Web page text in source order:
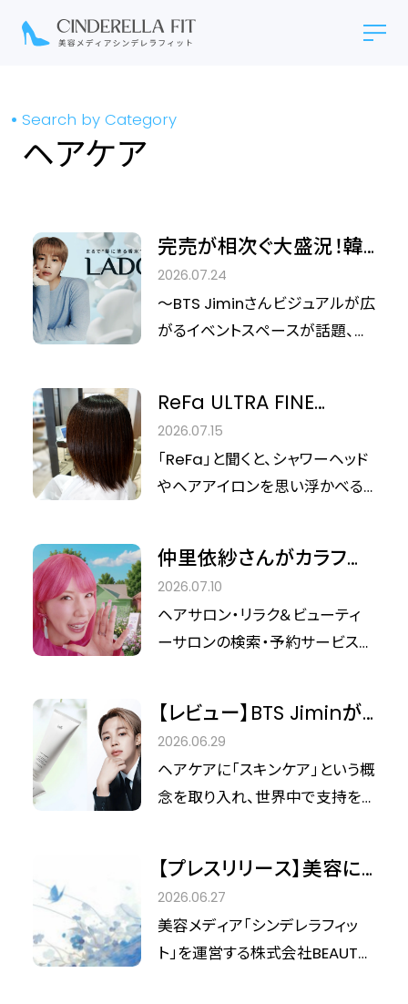
Search by Category
ヘアケア
完売が相次ぐ大盛況！韓
国カルチャーイベント「週
末KOREA ハップルFES in
大阪」でLADOR（ラドー
2026.07.24
～BTS Jiminさんビジュアルが広
がるイベントスペースが話題、新
ReFa ULTRA FINE
BUBBLE VEENAを体験。
AIR銀座で話題のサロン
ケアをレポート
2026.07.15
「ReFa」と聞くと、シャワーヘッド
やヘアアイロンを思い浮かべる
るサロン専用機器「ReFa ULTRA
FINE BUBBLE VEENA（リファウルト
ラファインバブル ヴィーナ）」が注
目を集めています（以下
舗に導入しているAIRの銀座店を
訪問。実際に施術を体験しなが
ら、AIR銀座 副店長の三河内靜香
さんにお話を伺いました。
仲里依紗さんがカラフル
に大変身！『ホットペッパ
ービューティー』新CM公
開＆最大30％還元「ビビ
2026.07.10
ヘアサロン・リラク＆ビューティ
ーサロンの検索・予約サービス
ーン「ビビビ祭 for リピート」の
開催に先立ち、俳優・仲 里依紗さ
んを起用した新CM「ビビビ祭
for リピート 仲さん三変化」篇
WEB配信開始しました。
【レビュー】BTS Jiminが
魅せる新たな香り。
LADOR「エンジェルミュ
ゲ」で叶える、香水のよう
2026.06.29
ヘアケアに「スキンケア」という概
念を取り入れ、世界中で支持を
ール）」。 この度、ブランドのグロ
ーバルアンバサダーを務める
BTS Jiminを起用したキャンペー
ン第3弾の映像が公開されまし
【プレスリリース】美容に
国境はない。100名のイン
フルエンサーが集結する
「シンデレラEXPO 10th」9
2026.06.27
美容メディア「シンデレラフィッ
ト」を運営する株式会社BEAUTY